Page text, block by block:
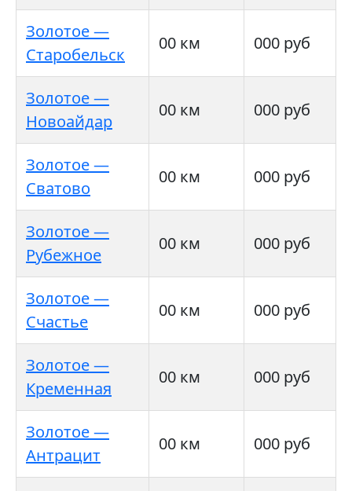
Золотое —
Старобельск
00 км 000 руб
Золотое —
Новоайдар
00 км 000 руб
Золотое —
Сватово
00 км 000 руб
Золотое —
Рубежное
00 км 000 руб
Золотое —
Счастье
00 км 000 руб
Золотое —
Кременная
00 км 000 руб
Золотое —
Антрацит
00 км 000 руб